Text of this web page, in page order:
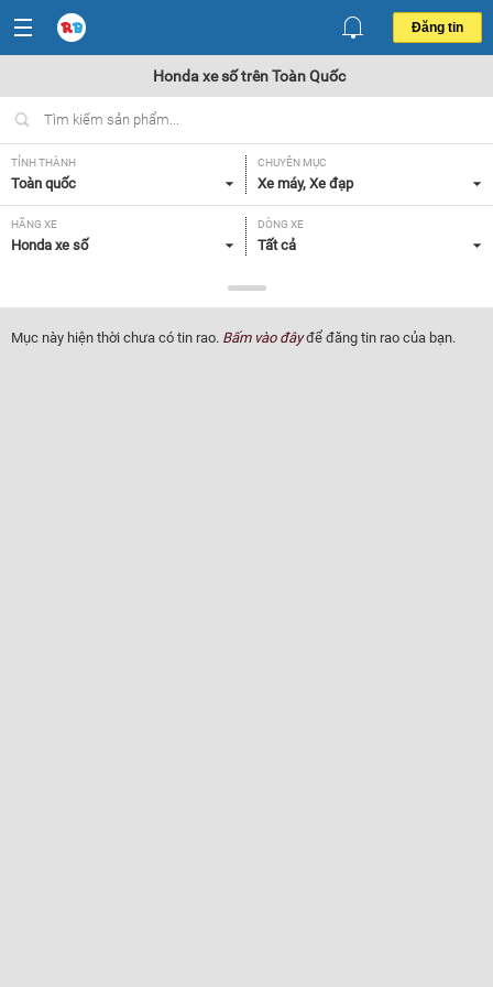
Đăng tin
Honda xe số trên Toàn Quốc
TỈNH THÀNH
Toàn quốc
CHUYÊN MỤC
Xe máy, Xe đạp
HÃNG XE
Honda xe số
DÒNG XE
Tất cả
Xe mới
GIÁ
Tất cả
Mục này hiện thời chưa có tin rao. Bấm vào đâyđể đăng tin rao của bạn.